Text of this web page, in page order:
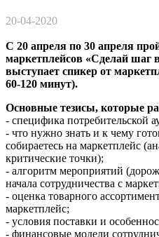
20-04-2020
С 20 апреля по 30 апреля
маркетплейсов «Сделай шаг
выступает спикер от
60-120 минут).
Основные тезисы, которые
- специфика потребительской
- что нужно знать и к чему
собираетесь на маркетплейс
критические точки);
- алгоритм мероприятий
начала сотрудничества с
- оценка товарного
маркетплейс;
- условия поставки и
- финансовые модели